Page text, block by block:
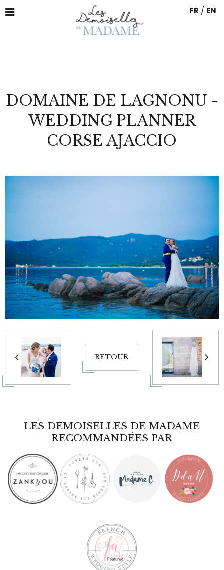
FR / EN
DOMAINE DE LAGNONU -
WEDDING PLANNER
CORSE AJACCIO
RETOUR
LES DEMOISELLES DE MADAME
RECOMMANDÉES PAR